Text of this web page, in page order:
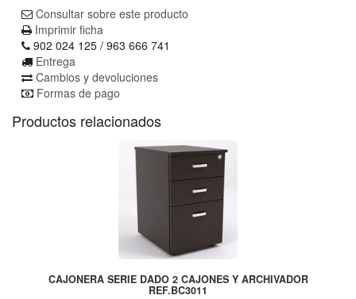
Consultar sobre este producto
Imprimir ficha
902 024 125 / 963 666 741
Entrega
Cambios y devoluciones
Formas de pago
Productos relacionados
CAJONERA SERIE DADO 2 CAJONES Y ARCHIVADOR
REF.BC3011